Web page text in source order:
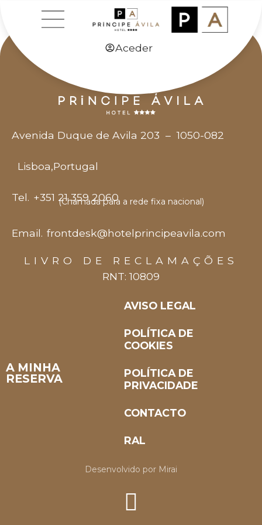
Aceder
Avenida Duque de Avila 203 – 1050-082
Lisboa,Portugal
Tel. +351 21 359 2060
(Chamada para a rede fixa nacional)
Email. frontdesk@hotelprincipeavila.com
LIVRO DE RECLAMAÇÕES
RNT: 10809
A MINHA
RESERVA
AVISO LEGAL
POLÍTICA DE
COOKIES
POLÍTICA DE
PRIVACIDADE
CONTACTO
RAL
Desenvolvido por Mirai